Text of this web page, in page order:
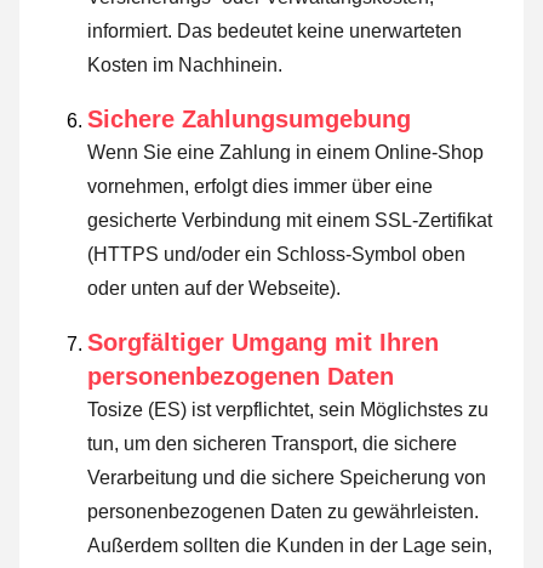
informiert. Das bedeutet keine unerwarteten
Kosten im Nachhinein.
Sichere Zahlungsumgebung
Wenn Sie eine Zahlung in einem Online-Shop
vornehmen, erfolgt dies immer über eine
gesicherte Verbindung mit einem SSL-Zertifikat
(HTTPS und/oder ein Schloss-Symbol oben
oder unten auf der Webseite).
Sorgfältiger Umgang mit Ihren
personenbezogenen Daten
Tosize (ES) ist verpflichtet, sein Möglichstes zu
tun, um den sicheren Transport, die sichere
Verarbeitung und die sichere Speicherung von
personenbezogenen Daten zu gewährleisten.
Außerdem sollten die Kunden in der Lage sein,